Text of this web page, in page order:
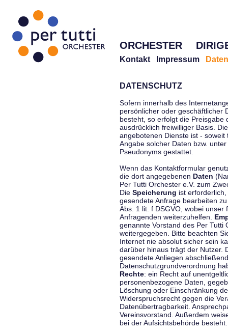
ORCHESTER
Kontakt Impressum
DATENSCHUTZ
Sofern innerhalb des
persönlicher oder geschäftlicher
besteht, so erfolgt die Preisgabe
ausdrücklich freiwilliger Basis.
angebotenen Dienste ist -
Angabe solcher Daten bzw.
Pseudonyms gestattet.
Wenn das Kontaktformular
die dort angegebenen Daten
Per Tutti Orchester e.V. zum
Die Speicherung ist
gesendete Anfrage bearbeiten
Abs. 1 lit. f DSGVO, wobei
Anfragenden weiterzuhelfen.
genannte Vorstand des Per Tutti
weitergegeben. Bitte beachten
Internet nie absolut sicher sein
darüber hinaus trägt der Nutzer.
gesendete Anliegen
Datenschutzgrundverordnung
Rechte: ein Recht auf
personenbezogene Daten,
Löschung oder Einschränkung
Widerspruchsrecht gegen die
Datenübertragbarkeit.
Vereinsvorstand. Außerdem
bei der Aufsichtsbehörde besteht.